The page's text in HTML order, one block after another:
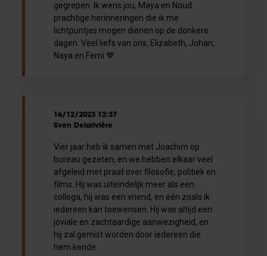
gegrepen. Ik wens jou, Maya en Noud
prachtige herinneringen die ik me
lichtpuntjes mogen dienen op de donkere
dagen. Veel liefs van ons, Elizabeth, Johan,
Naya en Femi 💙
16/12/2023 12:37
Sven Delarivière
Vier jaar heb ik samen met Joachim op
bureau gezeten, en we hebben elkaar veel
afgeleid met praat over filosofie, politiek en
films. Hij was uiteindelijk meer als een
collega, hij was een vriend, en één zoals ik
iedereen kan toewensen. Hij was altijd een
joviale en zachtaardige aanwezigheid, en
hij zal gemist worden door iedereen die
hem kende.